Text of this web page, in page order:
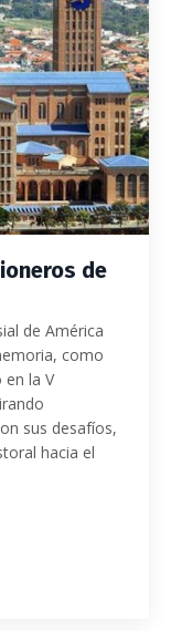
de
de América
como
la V
sus desafíos,
hacia el